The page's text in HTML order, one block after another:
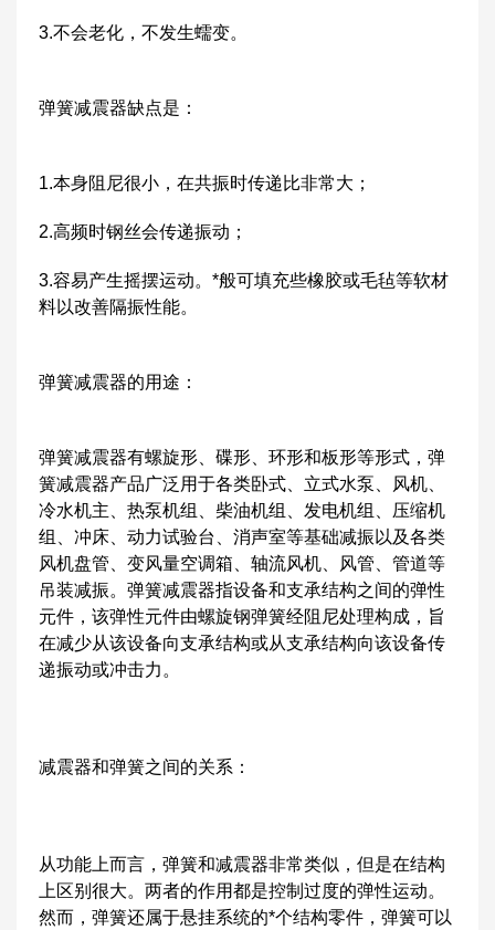
3.不会老化，不发生蠕变。
弹簧减震器缺点是：
1.本身阻尼很小，在共振时传递比非常大；
2.高频时钢丝会传递振动；
3.容易产生摇摆运动。*般可填充些橡胶或毛毡等软材
料以改善隔振性能。
弹簧减震器的用途：
弹簧减震器有螺旋形、碟形、环形和板形等形式，弹
簧减震器产品广泛用于各类卧式、立式水泵、风机、
冷水机主、热泵机组、柴油机组、发电机组、压缩机
组、冲床、动力试验台、消声室等基础减振以及各类
风机盘管、变风量空调箱、轴流风机、风管、管道等
吊装减振。弹簧减震器指设备和支承结构之间的弹性
元件，该弹性元件由螺旋钢弹簧经阻尼处理构成，旨
在减少从该设备向支承结构或从支承结构向该设备传
递振动或冲击力。
减震器和弹簧之间的关系：
从功能上而言，弹簧和减震器非常类似，但是在结构
上区别很大。两者的作用都是控制过度的弹性运动。
然而，弹簧还属于悬挂系统的*个结构零件，弹簧可以